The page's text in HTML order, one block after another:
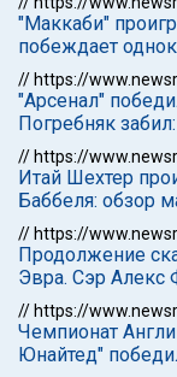
"Маккаби"
побеждает
// https://
"Арсенал"
Погребняк
// https://
Итай Шехтер
Баббеля: обзор
// https://
Продолжение
Эвра. Сэр
// https://
Чемпионат
Юнайтед"